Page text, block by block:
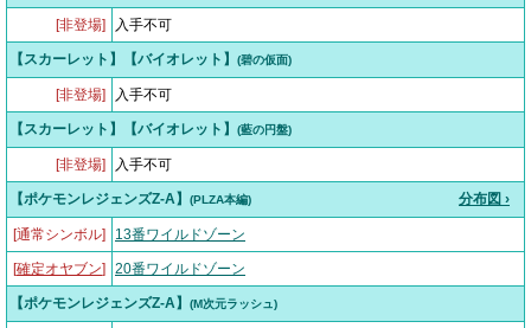
[非登場] 入手不可
【スカーレット】【バイオレット】 (碧の仮面)
[非登場] 入手不可
【スカーレット】【バイオレット】 (藍の円盤)
[非登場] 入手不可
【ポケモンレジェンズZ-A】 (PLZA本編) 分布図 ›
[通常シンボル] 13番ワイルドゾーン
[確定オヤブン] 20番ワイルドゾーン
【ポケモンレジェンズZ-A】 (M次元ラッシュ)